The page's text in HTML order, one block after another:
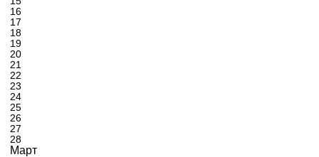
16
17
18
19
20
21
22
23
24
25
26
27
28
Март